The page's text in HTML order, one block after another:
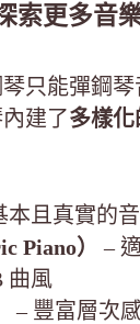
索更多音
只能彈鋼
建了多樣
本且真實的
Piano）
–
曲風
– 豐富層次